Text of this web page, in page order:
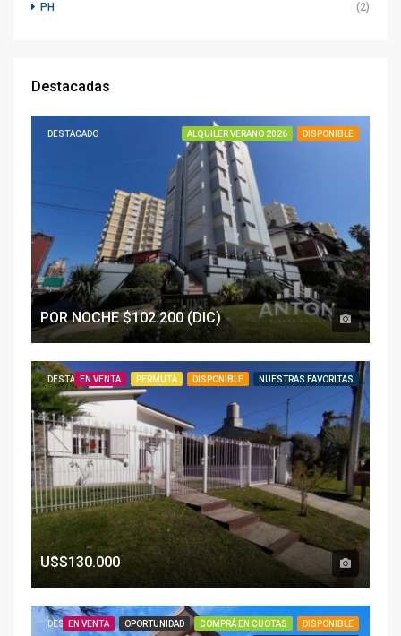
PH
(2)
Destacadas
DESTACADO ALQUILER VERANO 2026 DISPONIBLE
POR NOCHE $102.200 (DIC)
DESTACADOEN VENTA PERMUTA DISPONIBLE NUESTRAS FAVORITAS
U$S130.000
DESTACADO
EN VENTA OPORTUNIDAD COMPRÁ EN CUOTAS
DISPONIBLE